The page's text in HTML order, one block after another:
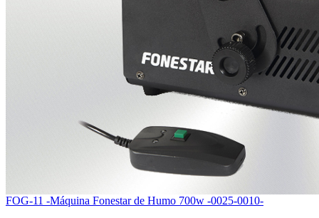
FOG-11 -Máquina Fonestar de Humo 700w -0025-0010-